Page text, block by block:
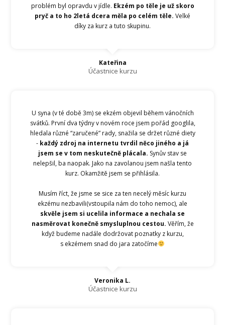
problém byl opravdu v jídle. Ekzém po těle je už skoro
pryč a to ho 2letá dcera měla po celém těle. Velké
díky za kurz a tuto skupinu.
Kateřina
Účastnice kurzu
U syna (v té době 3m) se ekzém objevil během vánočních
svátků. První dva týdny v novém roce jsem pořád googlila,
hledala různé “zaručené” rady, snažila se držet různé diety
- každý zdroj na internetu tvrdil něco jiného a já
jsem se v tom neskutečně plácala. Synův stav se
nelepšil, ba naopak. Jako na zavolanou jsem našla tento
kurz. Okamžitě jsem se přihlásila.
Musím říct, že jsme se sice za ten necelý měsíc kurzu
ekzému nezbavili(vstoupila nám do toho nemoc), ale
skvěle jsem si ucelila informace a nechala se
nasměrovat konečně smysluplnou cestou. Věřím, že
když budeme nadále dodržovat poznatky z kurzu,
s ekzémem snad do jara zatočíme
Veronika L.
Účastnice kurzu